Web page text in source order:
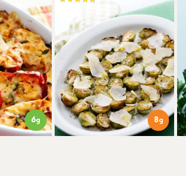
6g 8g